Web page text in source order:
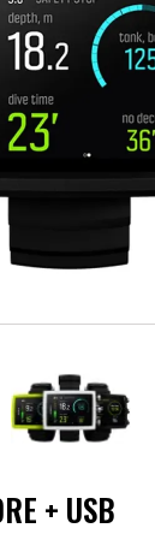
+ USB